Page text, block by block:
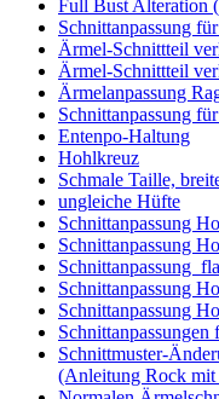
Full Bust Alteration
Schnittanpassung
Ärmel-Schnittteil
Ärmel-Schnittteil
Ärmelanpassung
Schnittanpassung
Entenpo-Haltung
Hohlkreuz
Schmale Taille,
ungleiche Hüfte
Schnittanpassung
Schnittanpassung
Schnittanpassung
Schnittanpassung
Schnittanpassung
Schnittmuster-
(Anleitung Rock mit